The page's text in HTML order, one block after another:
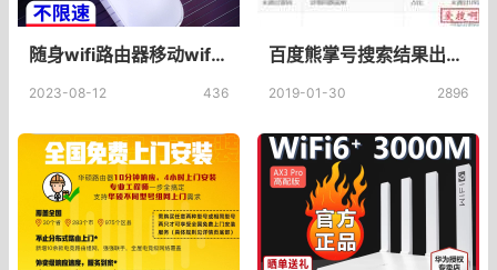
随身wifi路由器移动wifi免插卡物联网专用4g电信卡无线网卡_百果门旗舰店_智能设备
2023-08-12 436
百度熊掌号搜索结果出图成功出图设置方法及错误信息原因
2019-01-30 2896